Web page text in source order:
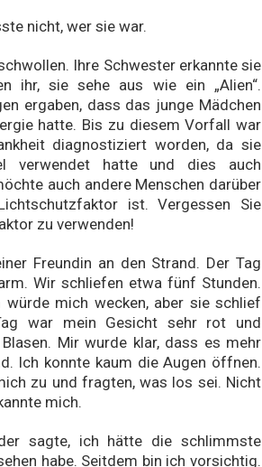
nicht, wer sie war.
Ihre Schwester erkannte sie
ihr, sie sehe aus wie ein „Alien“.
ergaben, dass das junge Mädchen
hatte. Bis zu diesem Vorfall war
diagnostiziert worden, da sie
verwendet hatte und dies auch
auch andere Menschen darüber
ist. Vergessen Sie
zu verwenden!
Freundin an den Strand. Der Tag
Wir schliefen etwa fünf Stunden.
würde mich wecken, aber sie schlief
war mein Gesicht sehr rot und
Mir wurde klar, dass es mehr
Ich konnte kaum die Augen öffnen.
zu und fragten, was los sei. Nicht
mich.
sagte, ich hätte die schlimmste
habe. Seitdem bin ich vorsichtig.